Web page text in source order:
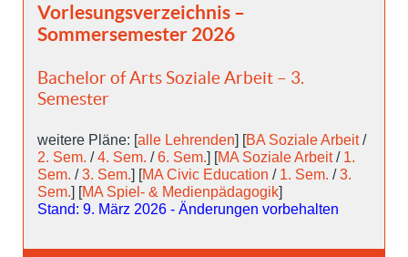
Vorlesungsverzeichnis –
Sommersemester 2026
Bachelor of Arts Soziale Arbeit – 3.
Semester
weitere Pläne: [alle Lehrenden] [BA Soziale Arbeit/
2. Sem. /4. Sem. /6. Sem.] [MA Soziale Arbeit/ 1.
Sem. /3. Sem.] [MA Civic Education / 1. Sem. /3.
Sem.] [MA Spiel- & Medienpädagogik]
Stand: 9. März 2026 - Änderungen vorbehalten